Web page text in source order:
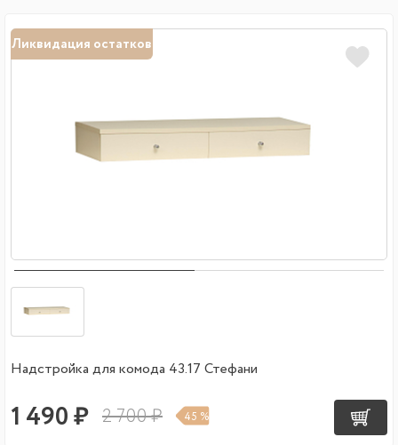
Ликвидация остатков
Надстройка для комода 43.17 Стефани
1 490 ₽ 2 700 ₽ 45 %